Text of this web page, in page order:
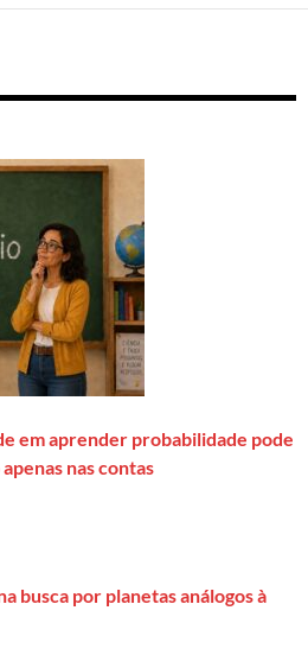
em aprender probabilidade pode
nas contas
busca por planetas análogos à